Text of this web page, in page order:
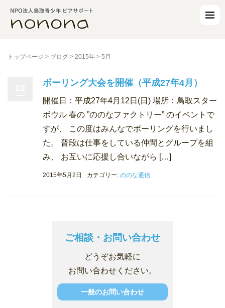
トップページ > ブログ > 2015年 > 5月
ボーリング大会を開催（平成27年4月）
開催日：平成27年4月12日(日) 場所：鳥取スター
ボウル 春の ”ののなファクトリー” のイベントで
すが、 この度はみんなでボーリングを行いまし
た。 普段は仕事をしている仲間とグループを組
み、 お互いに応援し合いながら […]
2015年5月2日 カテゴリー: ののな通信
ご相談・お問い合わせ
どうぞお気軽に
お問い合わせください。
一般のお問い合わせ